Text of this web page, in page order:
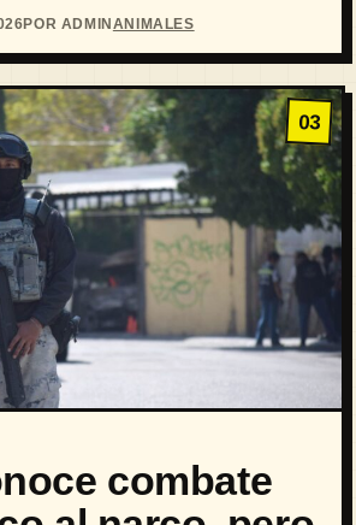
POR ADMINANIMALES
03
combate